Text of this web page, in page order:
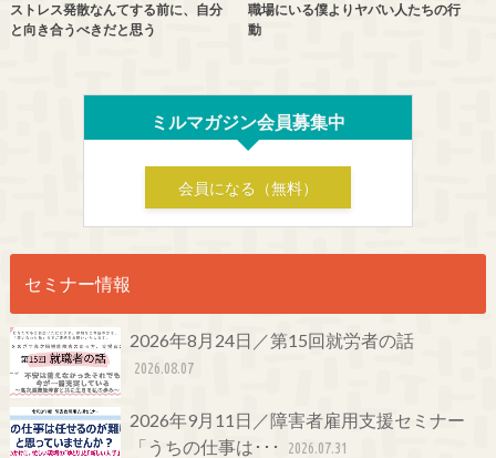
ストレス発散なんてする前に、自分
と向き合うべきだと思う
職場にいる僕よりヤバい人たちの行
動
ミルマガジン会員募集中
会員になる（無料）
セミナー情報
2026年8月24日／第15回就労者の話
2026.08.07
2026年9月11日／障害者雇用支援セミナー
「うちの仕事は･･･
2026.07.31